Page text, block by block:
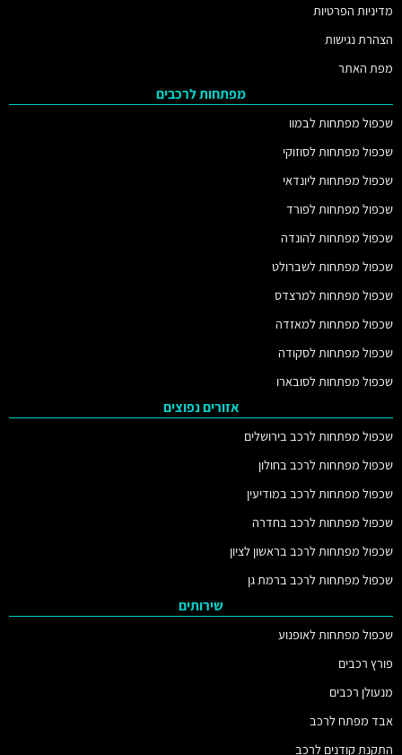
מדיניות הפרטיות
הצהרת נגישות
מפת האתר
מפתחות לרכבים
שכפול מפתחות לבמוו
שכפול מפתחות לסוזוקי
שכפול מפתחות ליונדאי
שכפול מפתחות לפורד
שכפול מפתחות להונדה
שכפול מפתחות לשברולט
שכפול מפתחות למרצדס
שכפול מפתחות למאזדה
שכפול מפתחות לסקודה
שכפול מפתחות לסובארו
אזורים נפוצים
שכפול מפתחות לרכב בירושלים
שכפול מפתחות לרכב בחולון
שכפול מפתחות לרכב במודיעין
שכפול מפתחות לרכב בחדרה
שכפול מפתחות לרכב בראשון לציון
שכפול מפתחות לרכב ברמת גן
שירותים
שכפול מפתחות לאופנוע
פורץ רכבים
מנעולן רכבים
אבד מפתח לרכב
התקנת קודנים לרכב